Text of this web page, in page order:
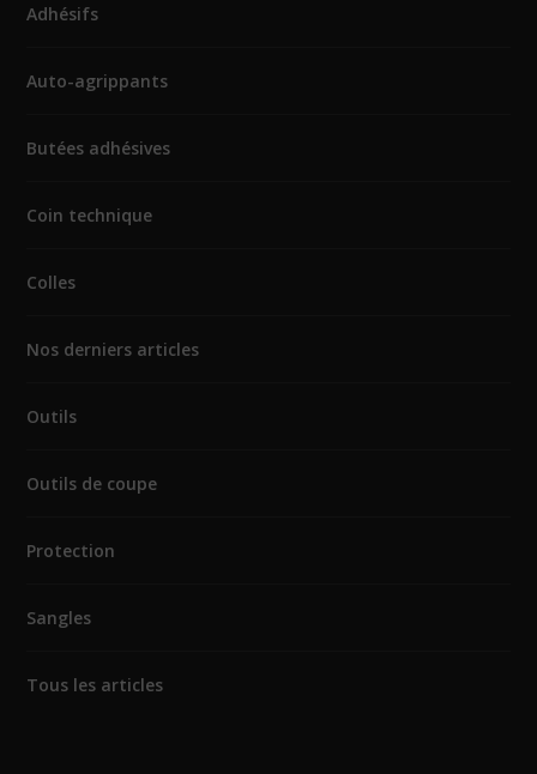
Adhésifs
Auto-agrippants
Butées adhésives
Coin technique
Colles
Nos derniers articles
Outils
Outils de coupe
Protection
Sangles
Tous les articles